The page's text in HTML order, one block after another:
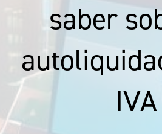
saber
IVA